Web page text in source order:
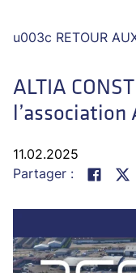
u003c RETOUR
ALTIA
l’association
11.02.2025
Partager :